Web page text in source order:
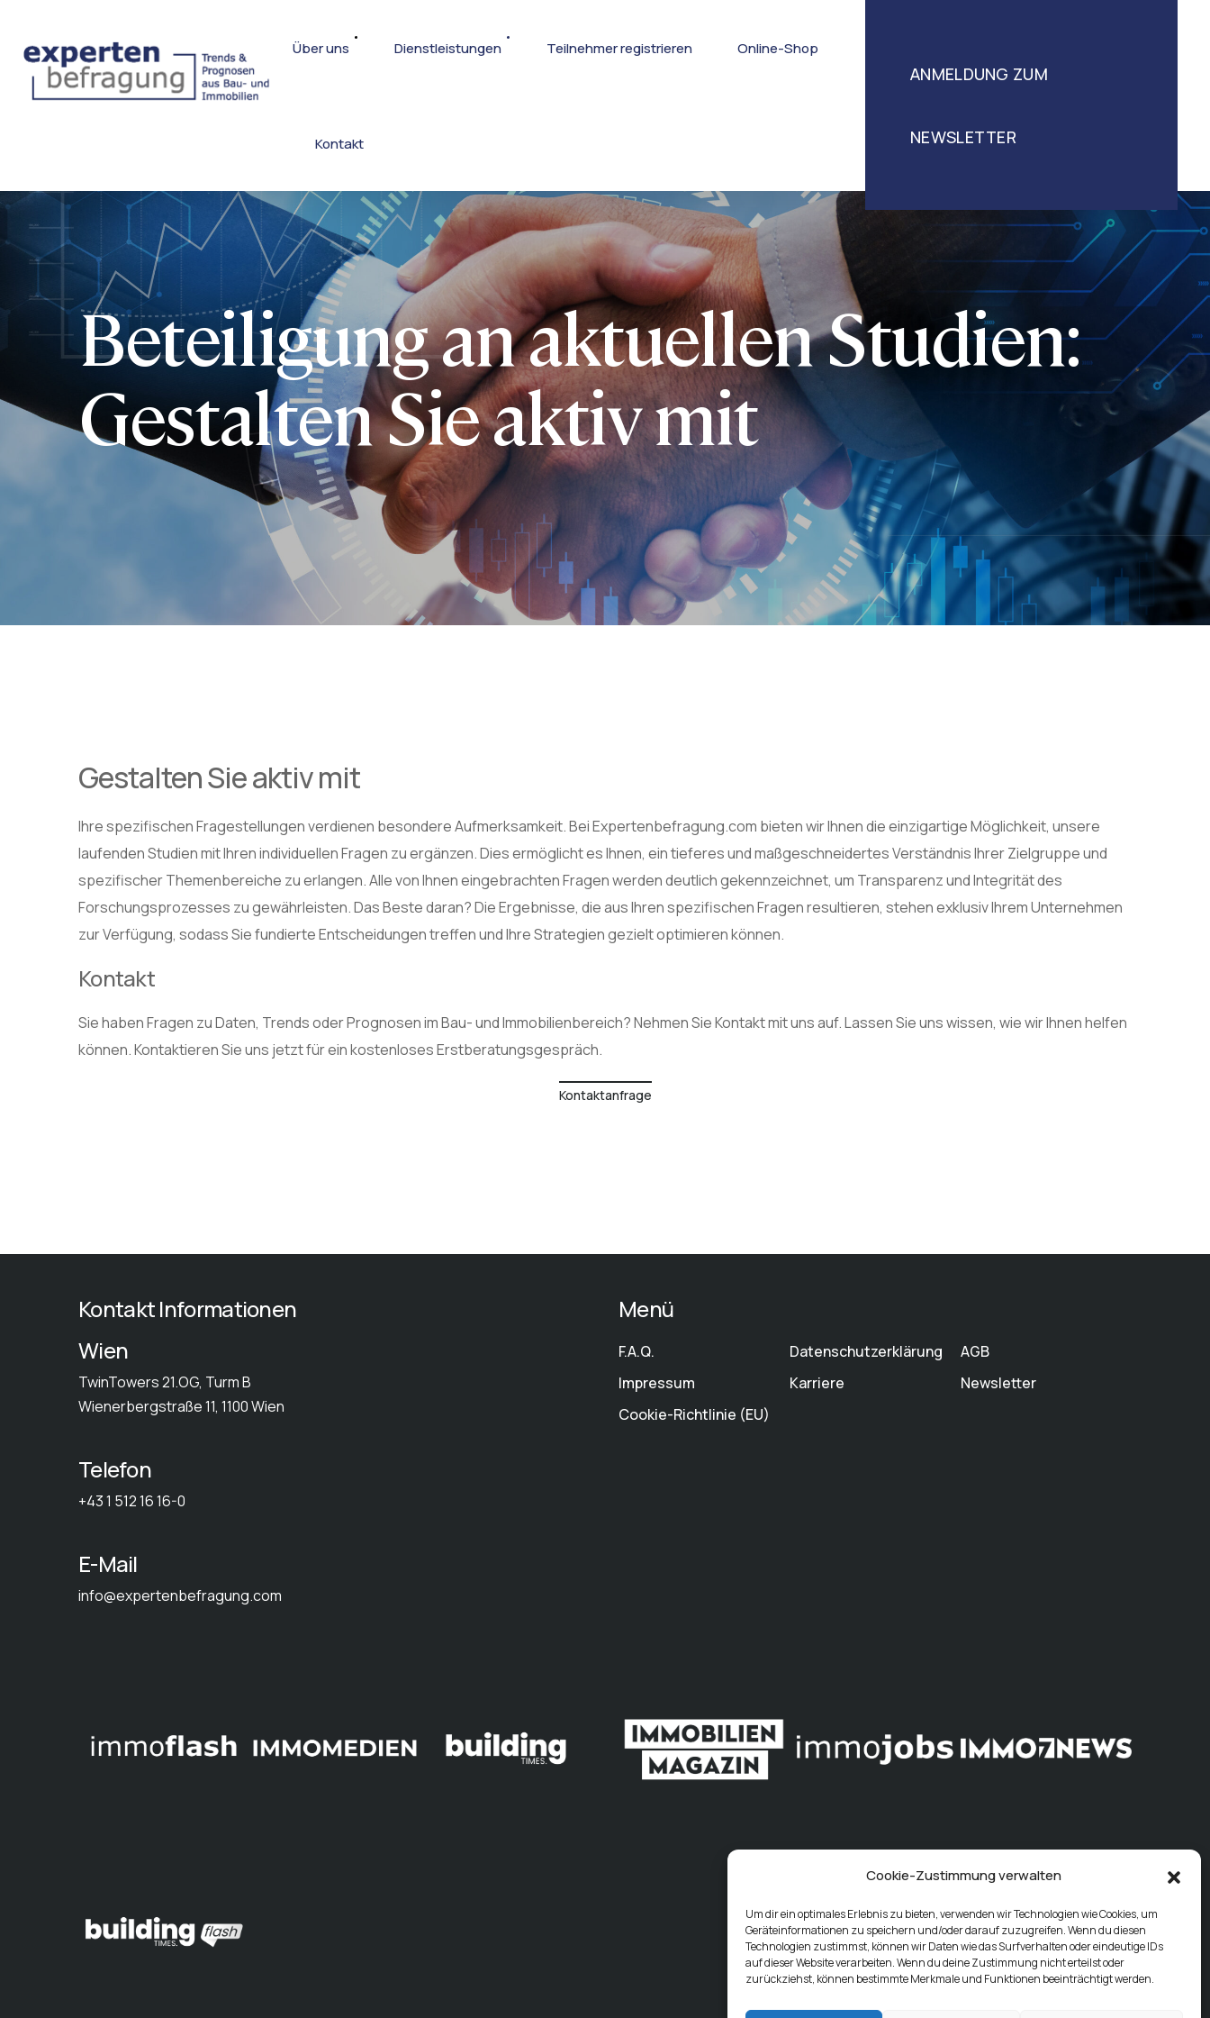
Cookie-Zustimmung verwalten
Um dir ein optimales Erlebnis zu bieten, verwenden wir Technologien wie Cookies, um
Geräteinformationen zu speichern und/oder darauf zuzugreifen. Wenn du diesen
Technologien zustimmst, können wir Daten wie das Surfverhalten oder eindeutige IDs
auf dieser Website verarbeiten. Wenn du deine Zustimmung nicht erteilst oder
zurückziehst, können bestimmte Merkmale und Funktionen beeinträchtigt werden.
Über uns Dienstleistungen Teilnehmer registrieren Online-Shop
Kontakt
ANMELDUNG ZUM
NEWSLETTER
Beteiligung an aktuellen Studien:
Gestalten Sie aktiv mit
Gestalten Sie aktiv mit
Ihre spezifischen Fragestellungen verdienen besondere Aufmerksamkeit. Bei Expertenbefragung.com bieten wir Ihnen die einzigartige Möglichkeit, unsere
laufenden Studien mit Ihren individuellen Fragen zu ergänzen. Dies ermöglicht es Ihnen, ein tieferes und maßgeschneidertes Verständnis Ihrer Zielgruppe und
spezifischer Themenbereiche zu erlangen. Alle von Ihnen eingebrachten Fragen werden deutlich gekennzeichnet, um Transparenz und Integrität des
Forschungsprozesses zu gewährleisten. Das Beste daran? Die Ergebnisse, die aus Ihren spezifischen Fragen resultieren, stehen exklusiv Ihrem Unternehmen
zur Verfügung, sodass Sie fundierte Entscheidungen treffen und Ihre Strategien gezielt optimieren können.
Kontakt
Sie haben Fragen zu Daten, Trends oder Prognosen im Bau- und Immobilienbereich? Nehmen Sie Kontakt mit uns auf. Lassen Sie uns wissen, wie wir Ihnen helfen
können. Kontaktieren Sie uns jetzt für ein kostenloses Erstberatungsgespräch.
Kontaktanfrage
Kontakt Informationen
Wien
TwinTowers 21.OG, Turm B
Wienerbergstraße 11, 1100 Wien
Telefon
+43 1 512 16 16-0
E-Mail
info@expertenbefragung.com
Menü
F.A.Q. Datenschutzerklärung
AGB
Impressum
Karriere
Newsletter
Cookie-Richtlinie (EU)